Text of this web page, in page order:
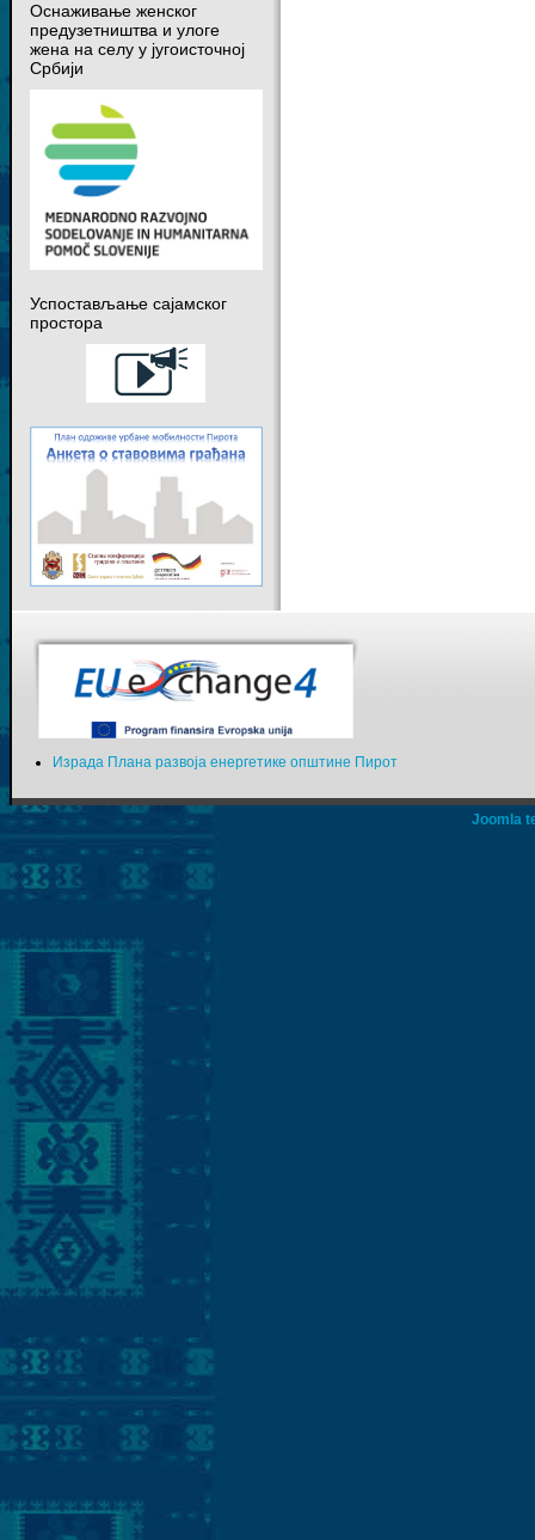
Оснаживање женског
предузетништва и улоге
жена на селу у југоисточној
Србији
Успостављање сајамског
простора
Израда Плана развоја енергетике општине Пирот
Joomla